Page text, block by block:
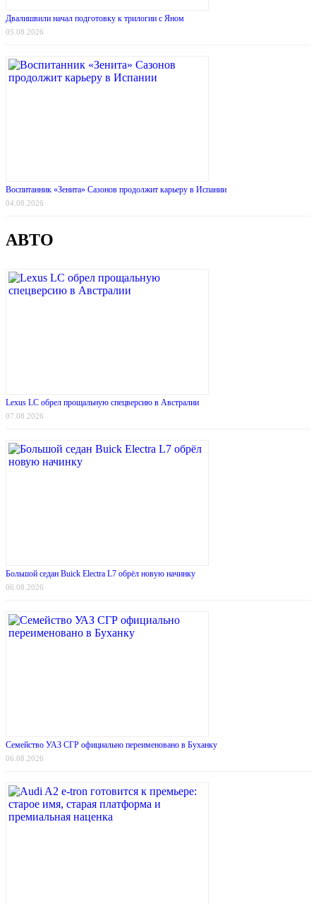
Двалишвили начал подготовку к трилогии с Яном
05.08.2026
Воспитанник «Зенита» Сазонов продолжит карьеру в Испании
04.08.2026
АВТО
Lexus LC обрел прощальную спецверсию в Австралии
07.08.2026
Большой седан Buick Electra L7 обрёл новую начинку
06.08.2026
Семейство УАЗ СГР официально переименовано в Буханку
06.08.2026